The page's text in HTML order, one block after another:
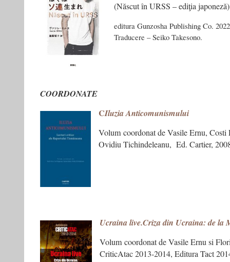
(Născut în URSS – ediţia japoneză)
editura Gunzosha Publishing Co. 2022
Traducere – Seiko Takesono.
COORDONATE
CIluzia Anticomunismului
Volum coordonat de Vasile Ernu, Costi
Ovidiu Tichindeleanu, Ed. Cartier,
Ucraina live.Criza din Ucraina: de la
Volum coordonat de Vasile Ernu si
CriticAtac 2013-2014, Editura Tact